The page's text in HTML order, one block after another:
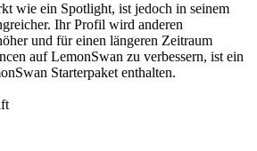
wie ein Spotlight, ist jedoch in seinem
Ihr Profil wird anderen
und für einen längeren Zeitraum
auf LemonSwan zu verbessern, ist ein
Starterpaket enthalten.